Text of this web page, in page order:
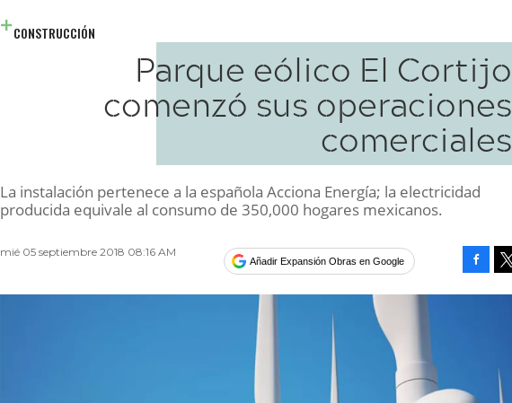
CONSTRUCCIÓN
Parque eólico El Cortijo
comenzó sus operaciones
comerciales
La instalación pertenece a la española Acciona Energía; la electricidad
producida equivale al consumo de 350,000 hogares mexicanos.
mié 05 septiembre 2018 08:16 AM
Añadir Expansión Obras en Google